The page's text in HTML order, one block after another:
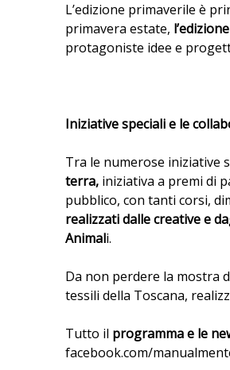
L’edizione primaverile è
primavera estate, l
protagoniste idee e
Iniziative speciali e le
Tra le numerose iniziative
terra, iniziativa a premi di
pubblico, con tanti corsi,
realizzati dalle creative e
Animali.
Da non perdere la mostra
tessili della Toscana,
Tutto il programma e le
facebook.com/